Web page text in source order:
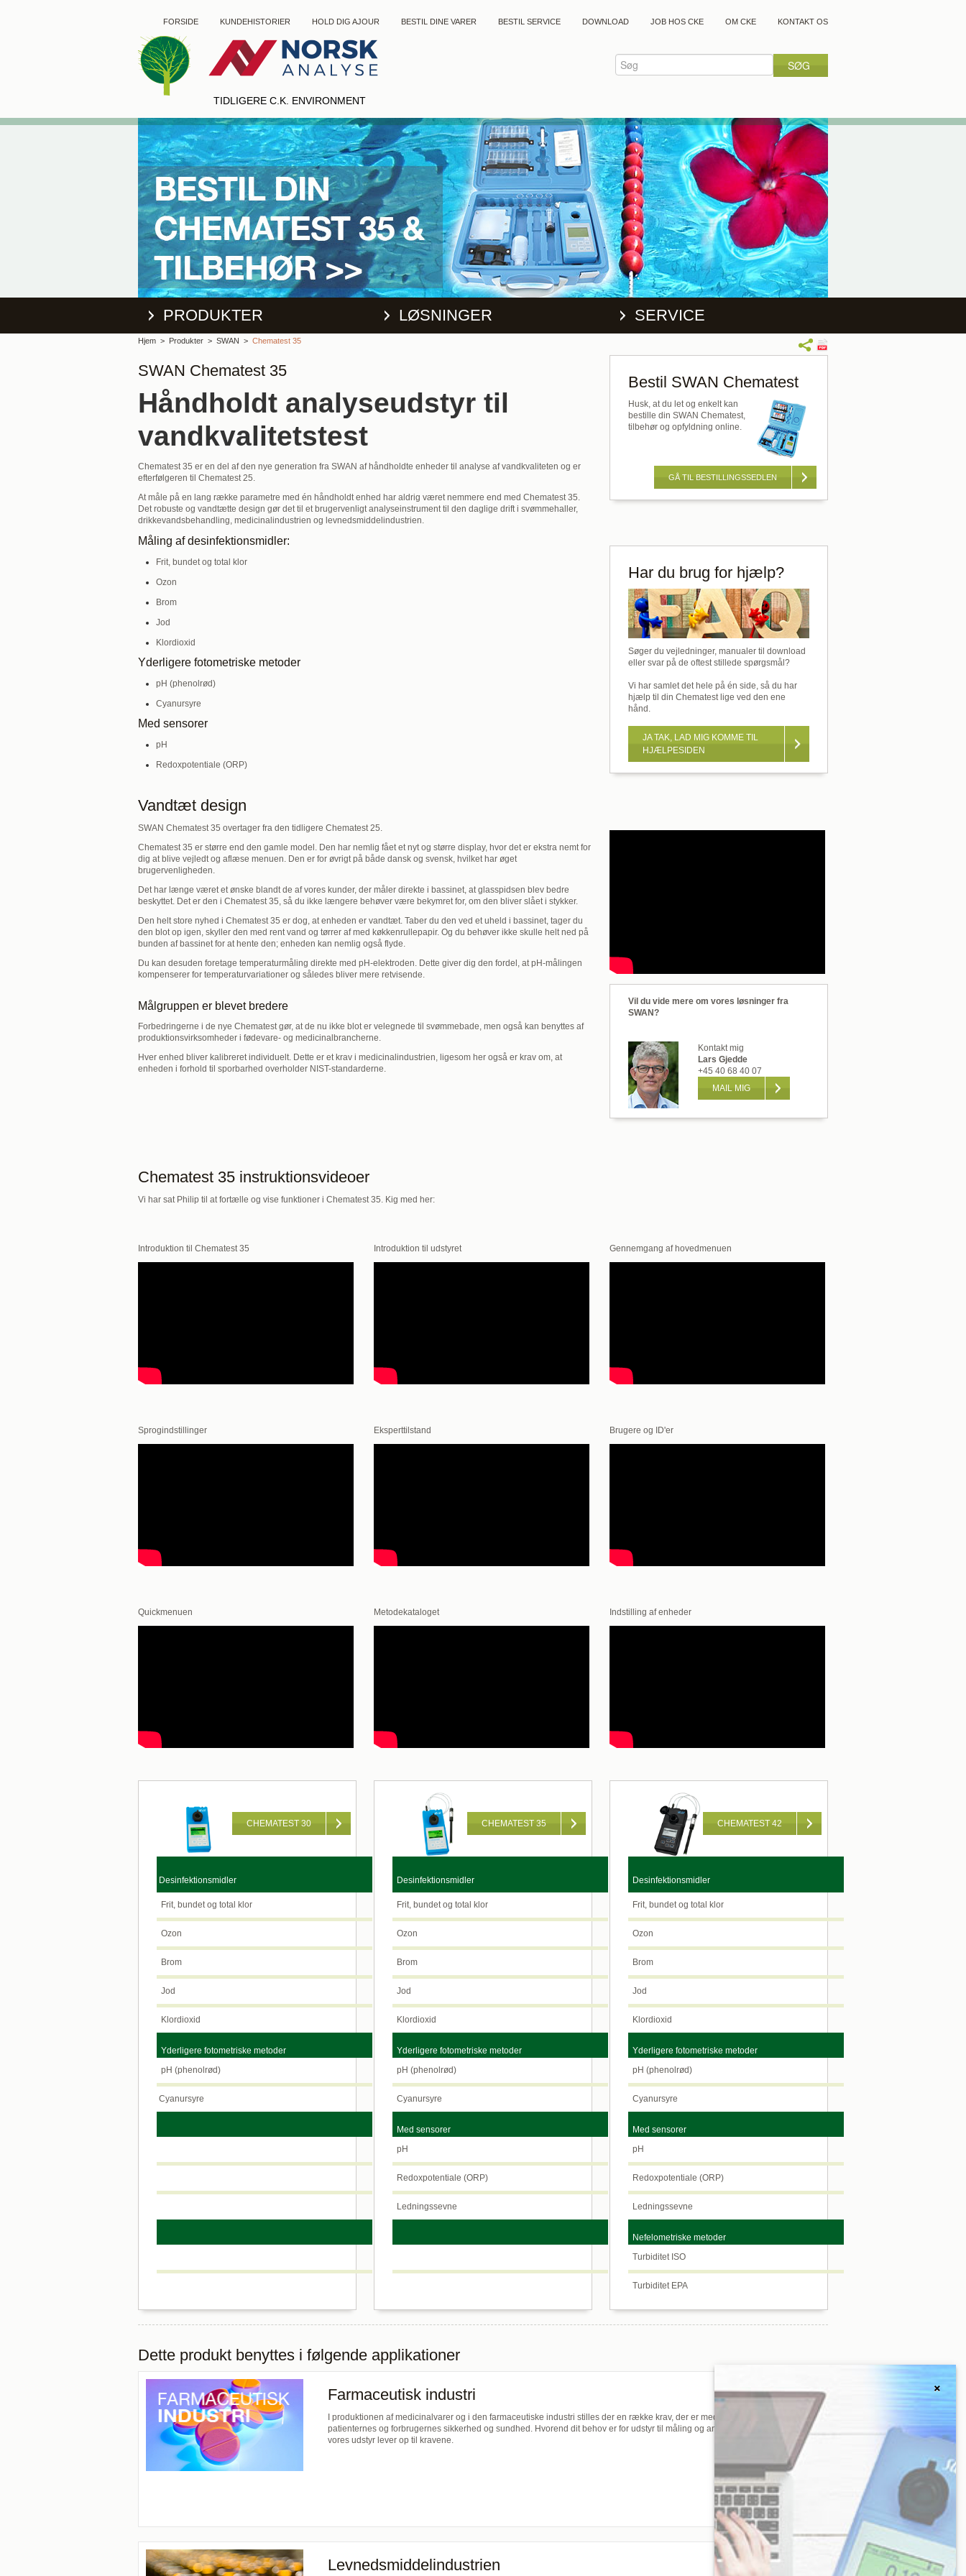
FORSIDE KUNDEHISTORIER HOLD DIG AJOUR BESTIL DINE VARER BESTIL SERVICE DOWNLOAD JOB HOS CKE OM CKE KONTAKT OS
TIDLIGERE C.K. ENVIRONMENT
PRODUKTER LØSNINGER SERVICE
Hjem Produkter SWAN Chematest 35
SWAN Chematest 35
Håndholdt analyseudstyr til
vandkvalitetstest
Chematest 35 er en del af den nye generation fra SWAN af håndholdte enheder til analyse af vandkvaliteten og er
efterfølgeren til Chematest 25.
At måle på en lang række parametre med én håndholdt enhed har aldrig været nemmere end med Chematest 35.
Det robuste og vandtætte design gør det til et brugervenligt analyseinstrument til den daglige drift i svømmehaller,
drikkevandsbehandling, medicinalindustrien og levnedsmiddelindustrien.
Måling af desinfektionsmidler:
Frit, bundet og total klor
Ozon
Brom
Jod
Klordioxid
Yderligere fotometriske metoder
pH (phenolrød)
Cyanursyre
Med sensorer
pH
Redoxpotentiale (ORP)
Vandtæt design
SWAN Chematest 35 overtager fra den tidligere Chematest 25.
Chematest 35 er større end den gamle model. Den har nemlig fået et nyt og større display, hvor det er ekstra nemt for
dig at blive vejledt og aflæse menuen. Den er for øvrigt på både dansk og svensk, hvilket har øget
brugervenligheden.
Det har længe været et ønske blandt de af vores kunder, der måler direkte i bassinet, at glasspidsen blev bedre
beskyttet. Det er den i Chematest 35, så du ikke længere behøver være bekymret for, om den bliver slået i stykker.
Den helt store nyhed i Chematest 35 er dog, at enheden er vandtæt. Taber du den ved et uheld i bassinet, tager du
den blot op igen, skyller den med rent vand og tørrer af med køkkenrullepapir. Og du behøver ikke skulle helt ned på
bunden af bassinet for at hente den; enheden kan nemlig også flyde.
Du kan desuden foretage temperaturmåling direkte med pH-elektroden. Dette giver dig den fordel, at pH-målingen
kompenserer for temperaturvariationer og således bliver mere retvisende.
Målgruppen er blevet bredere
Forbedringerne i de nye Chematest gør, at de nu ikke blot er velegnede til svømmebade, men også kan benyttes af
produktionsvirksomheder i fødevare- og medicinalbrancherne.
Hver enhed bliver kalibreret individuelt. Dette er et krav i medicinalindustrien, ligesom her også er krav om, at
enheden i forhold til sporbarhed overholder NIST-standarderne.
Bestil SWAN Chematest
Husk, at du let og enkelt kan
bestille din SWAN Chematest,
tilbehør og opfyldning online.
GÅ TIL BESTILLINGSSEDLEN
Har du brug for hjælp?
Søger du vejledninger, manualer til download
eller svar på de oftest stillede spørgsmål?
Vi har samlet det hele på én side, så du har
hjælp til din Chematest lige ved den ene
hånd.
JA TAK, LAD MIG KOMME TIL
HJÆLPESIDEN
Vil du vide mere om vores løsninger fra
SWAN?
Kontakt mig
Lars Gjedde
+45 40 68 40 07
MAIL MIG
Chematest 35 instruktionsvideoer
Vi har sat Philip til at fortælle og vise funktioner i Chematest 35. Kig med her:
Introduktion til Chematest 35 Introduktion til udstyret Gennemgang af hovedmenuen
Sprogindstillinger Eksperttilstand Brugere og ID'er
Quickmenuen Metodekataloget Indstilling af enheder
CHEMATEST 30
Desinfektionsmidler
Frit, bundet og total klor
Ozon
Brom
Jod
Klordioxid
Yderligere fotometriske metoder
pH (phenolrød)
Cyanursyre
CHEMATEST 35
Desinfektionsmidler
Frit, bundet og total klor
Ozon
Brom
Jod
Klordioxid
Yderligere fotometriske metoder
pH (phenolrød)
Cyanursyre
Med sensorer
pH
Redoxpotentiale (ORP)
Ledningssevne
CHEMATEST 42
Desinfektionsmidler
Frit, bundet og total klor
Ozon
Brom
Jod
Klordioxid
Yderligere fotometriske metoder
pH (phenolrød)
Cyanursyre
Med sensorer
pH
Redoxpotentiale (ORP)
Ledningssevne
Nefelometriske metoder
Turbiditet ISO
Turbiditet EPA
Dette produkt benyttes i følgende applikationer
Farmaceutisk industri
I produktionen af medicinalvarer og i den farmaceutiske industri stilles der en række krav, der er med til at sikre brugernes,
patienternes og forbrugernes sikkerhed og sundhed. Hvorend dit behov er for udstyr til måling og analyse, dokumenterer vi, at
vores udstyr lever op til kravene.
Hvad har du brug for?
Levnedsmiddelindustrien
×